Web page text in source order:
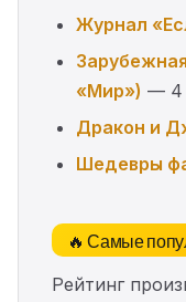
Журнал
«Мир») — 4
Дракон и
Шедевры
🔥 Самые
Рейтинг